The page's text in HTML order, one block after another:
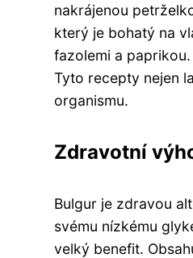
nakrájenou
který je bohatý na
fazolemi a
Tyto recepty nejen
organismu.
Zdravotní
Bulgur je zdravou
svému nízkému
velký benefit.